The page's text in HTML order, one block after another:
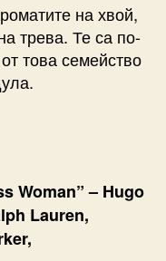
на хвой,
трева. Те са по-
това семейство
Woman” – Hugo
Lauren,